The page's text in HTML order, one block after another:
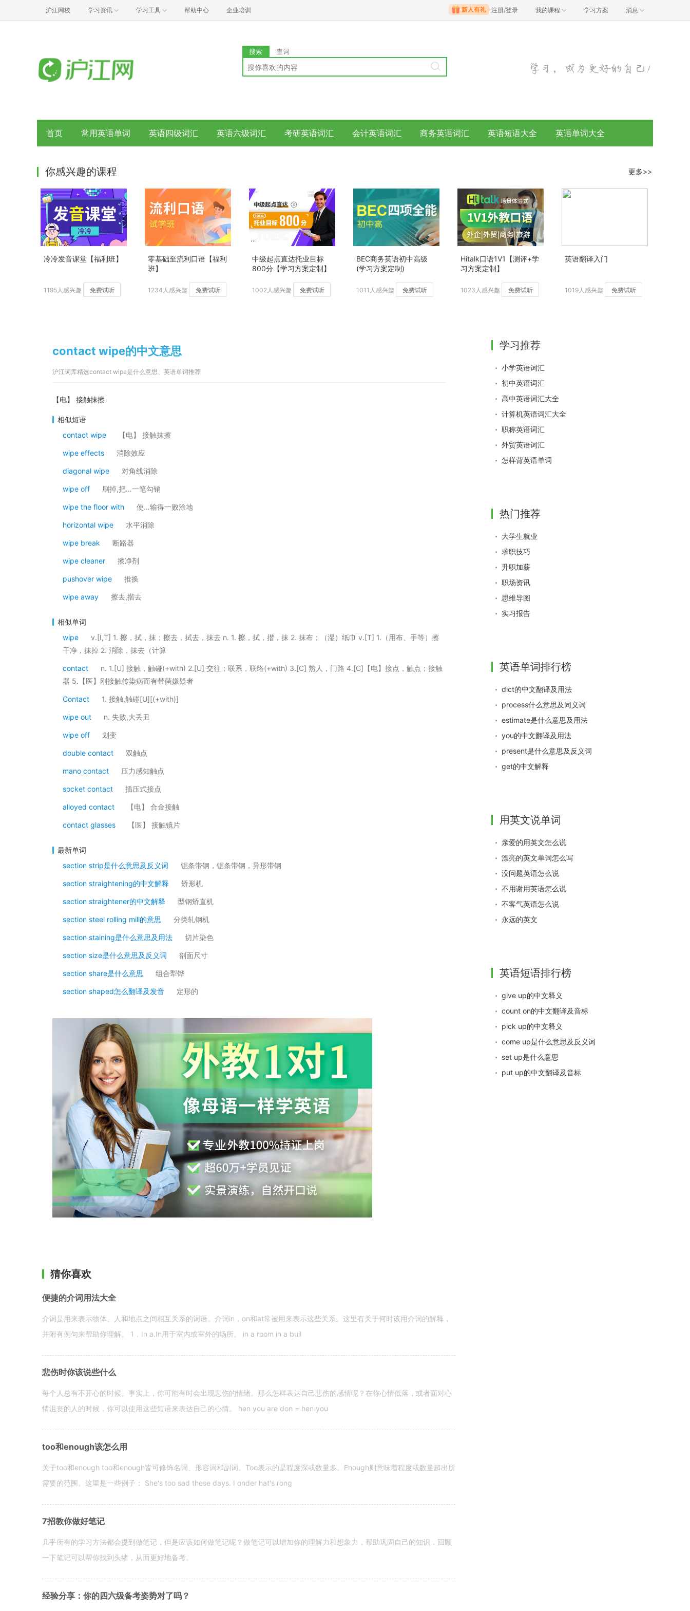
沪江网校 学习资讯 学习工具 帮助中心 企业培训 注册/登录 我的课程 学习方案 消息
搜索 查词
首页 常用英语单词 英语四级词汇 英语六级词汇 考研英语词汇 会计英语词汇 商务英语词汇 英语短语大全 英语单词大全
你感兴趣的课程 更多>>
冷冷发音课堂【福利班】
1195人感兴趣 免费试听
零基础至流利口语【福利
班】
1234人感兴趣 免费试听
中级起点直达托业目标
800分【学习方案定制】
1002人感兴趣 免费试听
BEC商务英语初中高级
(学习方案定制)
1011人感兴趣 免费试听
Hitalk口语1V1【测评+学
习方案定制】
1023人感兴趣 免费试听
英语翻译入门
1019人感兴趣 免费试听
contact wipe的中文意思
沪江词库精选contact wipe是什么意思、英语单词推荐
【电】 接触抹擦
相似短语
contact wipe
【电】 接触抹擦
wipe effects 消除效应
diagonal wipe 对角线消除
wipe off 刷掉,把…一笔勾销
wipe the floor with 使…输得一败涂地
horizontal wipe 水平消除
wipe break 断路器
wipe cleaner 擦净剂
pushover wipe 推换
wipe away 擦去,揩去
相似单词
wipe
v.[I,T] 1. 擦，拭，抹；擦去，拭去，抹去 n. 1. 擦，拭，揩，抹 2. 抹布；（湿）纸巾 v.[T] 1.（用布、手等）擦
干净，抹掉 2. 消除，抹去（计算
contact
n. 1.[U] 接触，触碰(+with) 2.[U] 交往；联系，联络(+with) 3.[C] 熟人，门路 4.[C]【电】接点，触点；接触
器 5.【医】刚接触传染病而有带菌嫌疑者
Contact 1. 接触,触碰[U][(+with)]
wipe out n. 失败,大丢丑
wipe off 划变
double contact 双触点
mano contact 压力感知触点
socket contact 插压式接点
alloyed contact 【电】 合金接触
contact glasses 【医】 接触镜片
最新单词
section strip是什么意思及反义词
锯条带钢，锯条带钢，异形带钢
section straightening的中文解释 矫形机
section straightener的中文解释 型钢矫直机
section steel rolling mill的意思 分类轧钢机
section staining是什么意思及用法 切片染色
section size是什么意思及反义词 剖面尺寸
section share是什么意思 组合犁铧
section shaped怎么翻译及发音 定形的
猜你喜欢
便捷的介词用法大全
介词是用来表示物体、人和地点之间相互关系的词语。介词in，on和at常被用来表示这些关系。这里有关于何时该用介词的解释，
并附有例句来帮助你理解。 1．In a.In用于室内或室外的场所。 in a room in a buil
悲伤时你该说些什么
每个人总有不开心的时候。事实上，你可能有时会出现悲伤的情绪。那么怎样表达自己悲伤的感情呢？在你心情低落，或者面对心
情沮丧的人的时候，你可以使用这些短语来表达自己的心情。 hen you are don = hen you
too和enough该怎么用
关于too和enough too和enough皆可修饰名词、形容词和副词。Too表示的是程度深或数量多。Enough则意味着程度或数量超出所
需要的范围。这里是一些例子： She's too sad these days. I onder hat's rong
7招教你做好笔记
几乎所有的学习方法都会提到做笔记，但是应该如何做笔记呢？做笔记可以增加你的理解力和想象力，帮助巩固自己的知识，回顾
一下笔记可以帮你找到头绪，从而更好地备考。
经验分享：你的四六级备考姿势对了吗？
学习推荐
小学英语词汇
初中英语词汇
高中英语词汇大全
计算机英语词汇大全
职称英语词汇
外贸英语词汇
怎样背英语单词
热门推荐
大学生就业
求职技巧
升职加薪
职场资讯
思维导图
实习报告
英语单词排行榜
dict的中文翻译及用法
process什么意思及同义词
estimate是什么意思及用法
you的中文翻译及用法
present是什么意思及反义词
get的中文解释
用英文说单词
亲爱的用英文怎么说
漂亮的英文单词怎么写
没问题英语怎么说
不用谢用英语怎么说
不客气英语怎么说
永远的英文
英语短语排行榜
give up的中文释义
count on的中文翻译及音标
pick up的中文释义
come up是什么意思及反义词
set up是什么意思
put up的中文翻译及音标